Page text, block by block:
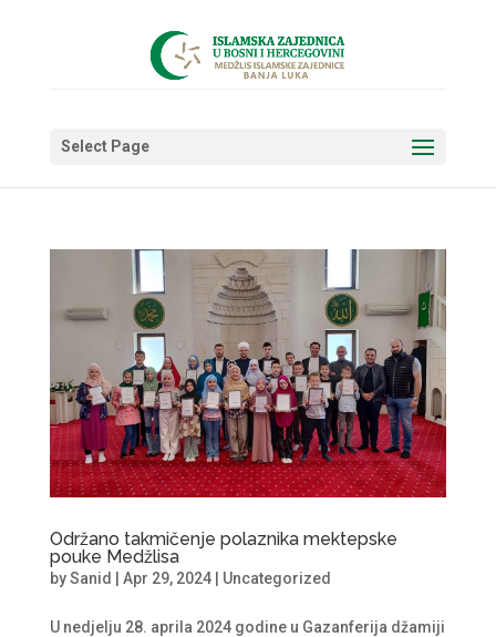
Select Page
Održano takmičenje polaznika mektepske
pouke Medžlisa
bySanid Apr 29, 2024| Uncategorized
U nedjelju 28. aprila 2024 godine u Gazanferija džamiji